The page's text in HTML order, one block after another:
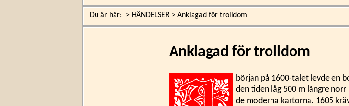
Du är här: > HÄNDELSER > Anklagad för trolldom
Anklagad för trolldom
början på 1600-talet levde en
den tiden låg 500 m längre norr
de moderna kartorna. 1605